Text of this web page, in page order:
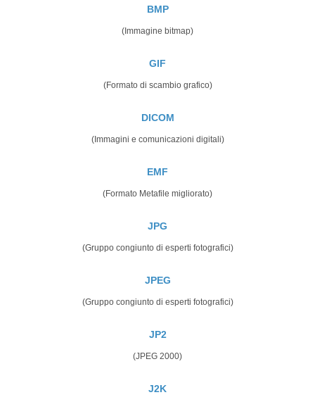
BMP
(Immagine bitmap)
GIF
(Formato di scambio grafico)
DICOM
(Immagini e comunicazioni digitali)
EMF
(Formato Metafile migliorato)
JPG
(Gruppo congiunto di esperti fotografici)
JPEG
(Gruppo congiunto di esperti fotografici)
JP2
(JPEG 2000)
J2K